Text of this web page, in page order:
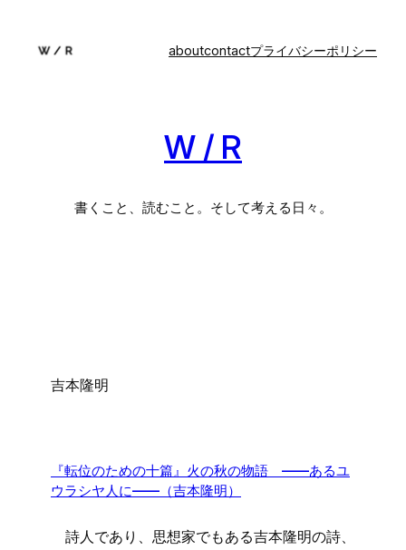
aboutcontactプライバシーポリシー
W / R
書くこと、読むこと。そして考える日々。
吉本隆明
『転位のための十篇』火の秋の物語 ――あるユ
ウラシヤ人に――（吉本隆明）
詩人であり、思想家でもある吉本隆明の詩、